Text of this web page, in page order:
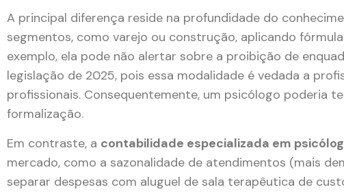
A principal diferença reside na profundidade do
segmentos, como varejo ou construção, aplicando
exemplo, ela pode não alertar sobre a proibição de
legislação de 2025, pois essa modalidade é vedada a
profissionais. Consequentemente, um psicólogo poderia
formalização.
Em contraste, a contabilidade especializada em
mercado, como a sazonalidade de atendimentos (mais
separar despesas com aluguel de sala terapêutica de